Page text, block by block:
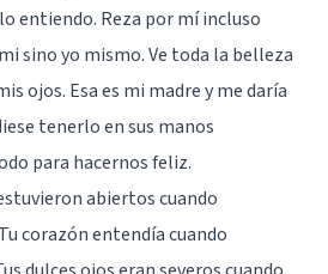
entiendo. Reza por mí incluso
sino yo mismo. Ve toda la belleza
ojos. Esa es mi madre y me daría
tenerlo en sus manos
para hacernos feliz.
abiertos cuando
corazón entendía cuando